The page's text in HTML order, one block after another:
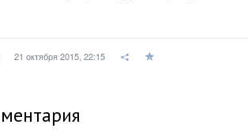
21 октября 2015, 22:15